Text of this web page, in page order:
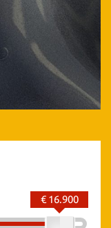
€ 16.900